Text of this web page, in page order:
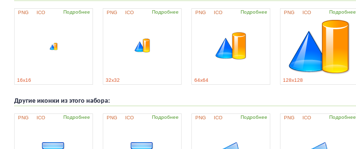
PNG ICO Подробнее
16x16
PNG ICO Подробнее
32x32
PNG ICO Подробнее
64x64
PNG ICO Подробнее
128x128
Другие иконки из этого набора:
PNG ICO Подробнее PNG ICO Подробнее PNG ICO Подробнее PNG ICO Подробнее